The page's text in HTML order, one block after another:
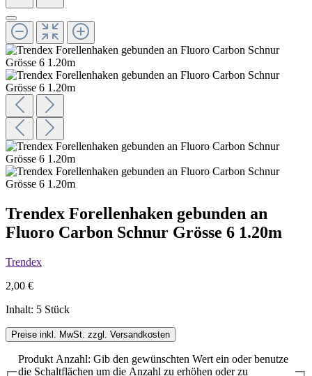
Trendex Forellenhaken gebunden an
Fluoro Carbon Schnur Grösse 6 1.20m
Trendex
2,00 €
Inhalt: 5 Stück
Preise inkl. MwSt. zzgl. Versandkosten
Produkt Anzahl: Gib den gewünschten Wert ein oder benutze
die Schaltflächen um die Anzahl zu erhöhen oder zu